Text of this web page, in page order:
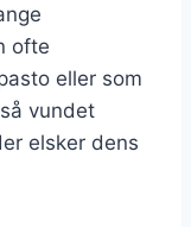
ofte
eller som
vundet
elsker dens